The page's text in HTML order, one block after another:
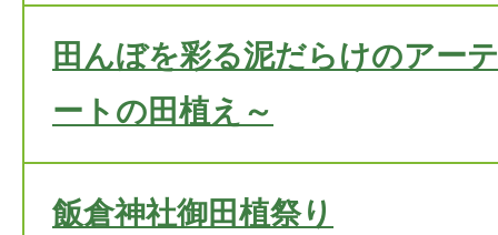
田んぼを彩る泥だらけのアー
ートの田植え～
飯倉神社御田植祭り